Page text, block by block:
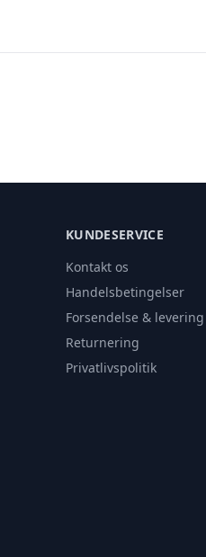
KUNDESERVICE
Kontakt os
Handelsbetingelser
Forsendelse & levering
Returnering
Privatlivspolitik